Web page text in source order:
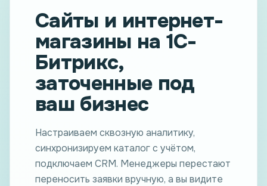
Сайты и интернет-
магазины на 1С-
Битрикс,
заточенные под
ваш бизнес
Настраиваем сквозную аналитику,
синхронизируем каталог с учётом,
подключаем CRM. Менеджеры перестают
переносить заявки вручную, а вы видите